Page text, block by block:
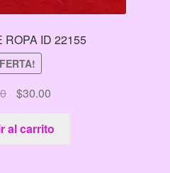
ROPA ID 22155
El
precio
original
era:
$30.00El
precio
actual
es:
al carrito